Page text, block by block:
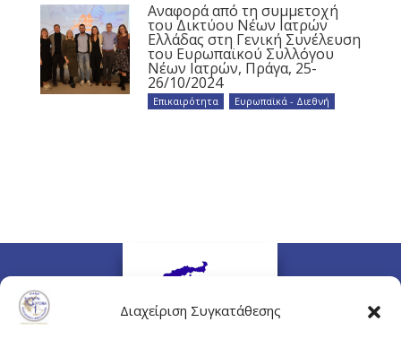
Διαχείριση Συγκατάθεσης
Αναφορά από τη συμμετοχή
του Δικτύου Νέων Ιατρών
Ελλάδας στη Γενική Συνέλευση
του Ευρωπαϊκού Συλλόγου
Νέων Ιατρών, Πράγα, 25-
26/10/2024
Επικαιρότητα Ευρωπαϊκά - Διεθνή